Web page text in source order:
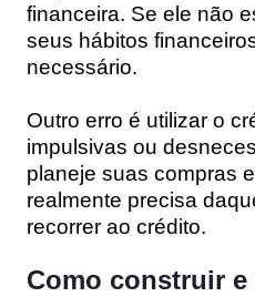
financeira. Se ele não
seus hábitos
necessário.
Outro erro é utilizar o
impulsivas ou
planeje suas compras
realmente precisa
recorrer ao crédito.
Como construir